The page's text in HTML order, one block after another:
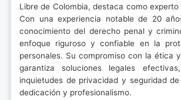
Libre de Colombia, destaca como experto
Con una experiencia notable de 20
conocimiento del derecho penal y
enfoque riguroso y confiable en la
personales. Su compromiso con la ética
garantiza soluciones legales
inquietudes de privacidad y seguridad
dedicación y profesionalismo.